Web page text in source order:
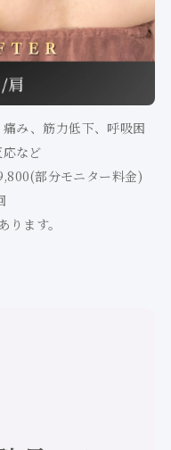
み、筋力低下、呼吸困
など
部分モニター料金)
ます。